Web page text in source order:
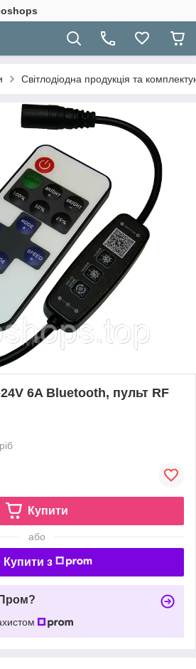
Світлодіодна продукція та
6A Bluetooth, пульт RF
Купити
або
Купити з